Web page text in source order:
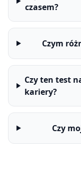
czasem?
Czym
Czy ten test
kariery?
Czy